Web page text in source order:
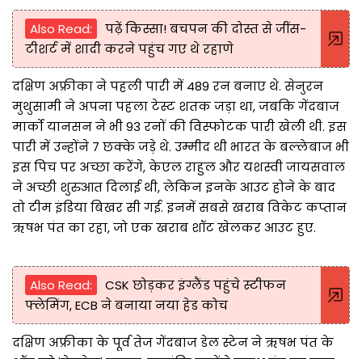
Also Read:
पढ़ें किस्सा! बचपन की दोस्त से जींस-
टीशर्ट में शादी करने पहुंच गए थे रहाणे
दक्षिण अफ्रीका ने पहली पारी में 489 रन बनाए थे. सेनुरन
मुथुसामी ने अपना पहला टेस्ट शतक जड़ा था, जबकि गेंदबाज
मार्को यानसन ने भी 93 रनों की विस्फोटक पारी खेली थी. इस
पारी में उन्होंने 7 छक्के जड़े थे. उम्मीद थी भारत के बल्लेबाज भी
इस पिच पर अच्छा करेंगे, केएल राहुल और यशस्वी जायसवाल
ने अच्छी शुरुआत दिलाई थी, लेकिन इनके आउट होने के बाद
तो टीम इंडिया बिखर सी गई. इनमें सबसे खराब विकेट कप्तान
ऋषभ पंत का रहा, जो एक खराब शॉट खेलकर आउट हुए.
Also Read:
CSK छोड़कर इंग्लैंड पहुंचे स्टीफन
फ्लेमिंग, ECB ने बनाया नया हेड कोच
दक्षिण अफ्रीका के पूर्व तेज गेंदबाज डेल स्टेन ने ऋषभ पंत के